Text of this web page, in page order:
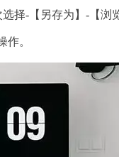
-【另存为】-【浏
作。